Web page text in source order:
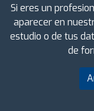
Si eres un
aparecer en
estudio o de tus
de